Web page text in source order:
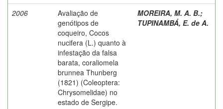
2006
Avaliação de
genótipos de
coqueiro, Cocos
nucifera (L.) quanto à
infestação da falsa
barata, coraliomela
brunnea Thunberg
(1821) (Coleoptera:
Chrysomelidae) no
estado de Sergipe.
MOREIRA, M. A. B.;
TUPINAMBÁ, E. de A.